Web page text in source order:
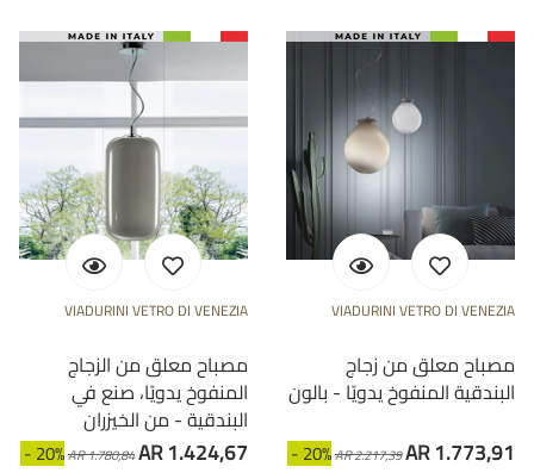
VIADURINI VETRO DI VENEZIA
مصباح معلق من الزجاج
المنفوخ يدويًا، صنع في
البندقية - من الخيزران
- 20%AR 1.780,84AR 1.424,67
VIADURINI VETRO DI VENEZIA
مصباح معلق من زجاج
البندقية المنفوخ يدويًا - بالون
- 20%AR 2.217,39AR 1.773,91